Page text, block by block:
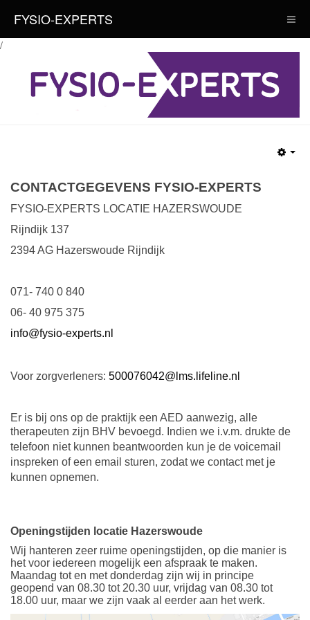
/
FYSIO-EXPERTS
CONTACTGEGEVENS FYSIO-EXPERTS
FYSIO-EXPERTS LOCATIE HAZERSWOUDE
Rijndijk 137
2394 AG Hazerswoude Rijndijk
071- 740 0 840
06- 40 975 375
info@fysio-experts.nl
Voor zorgverleners: 500076042@lms.lifeline.nl
Er is bij ons op de praktijk een AED aanwezig, alle
therapeuten zijn BHV bevoegd. Indien we i.v.m. drukte de
telefoon niet kunnen beantwoorden kun je de voicemail
inspreken of een email sturen, zodat we contact met je
kunnen opnemen.
Openingstijden locatie Hazerswoude
Wij hanteren zeer ruime openingstijden, op die manier is
het voor iedereen mogelijk een afspraak te maken.
Maandag tot en met donderdag zijn wij in principe
geopend van 08.30 tot 20.30 uur, vrijdag van 08.30 tot
18.00 uur, maar we zijn vaak al eerder aan het werk.